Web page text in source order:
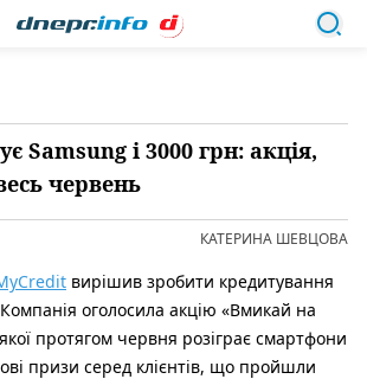
Samsung і 3000 грн: акція,
червень
КАТЕРИНА ШЕВЦОВА
вирішив зробити кредитування
оголосила акцію «Вмикай на
протягом червня розіграє смартфони
призи серед клієнтів, що пройшли